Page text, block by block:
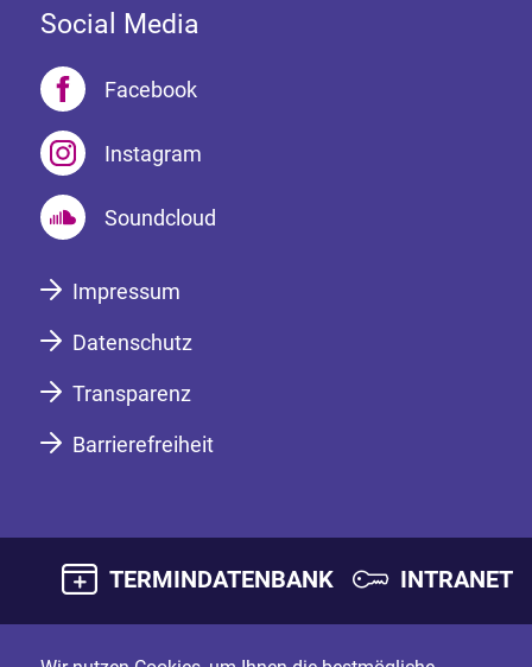
Social Media
Facebook
Instagram
Soundcloud
Impressum
Datenschutz
Transparenz
Barrierefreiheit
TERMINDATENBANK INTRANET